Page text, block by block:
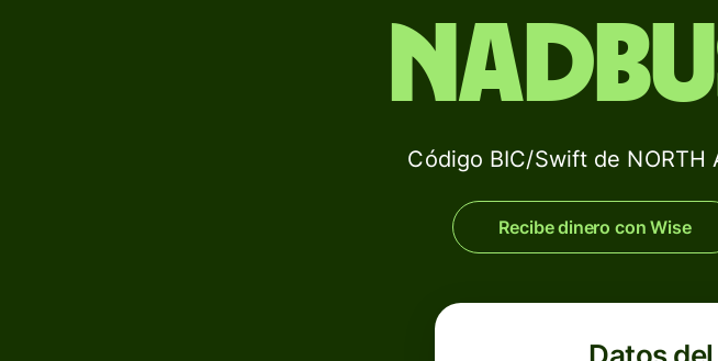
Código BIC/Swift de NORTH
Recibe dinero con Wise